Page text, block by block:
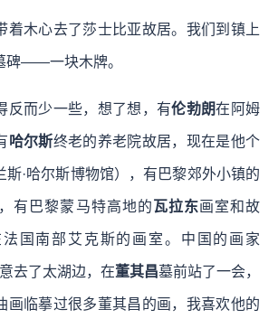
着木心去了莎士比亚故居。我们到镇上
碑——一块木牌。
反而少一些，想了想，有伦勃朗在阿姆
哈尔斯终老的养老院故居，现在是他个
斯·哈尔斯博物馆），有巴黎郊外小镇的
有巴黎蒙马特高地的瓦拉东画室和故
法国南部艾克斯的画室。中国的画家
去了太湖边，在董其昌墓前站了一会，
画临摹过很多董其昌的画，我喜欢他的